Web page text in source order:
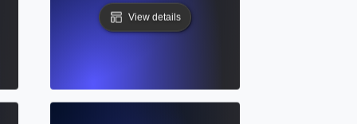
View details